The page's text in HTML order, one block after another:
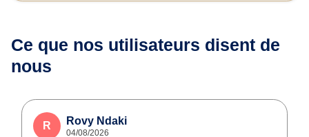
Ce que nos utilisateurs disent de
nous
R Rovy Ndaki
04/08/2026